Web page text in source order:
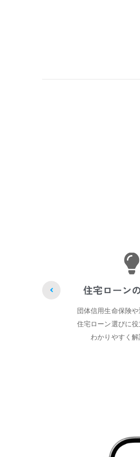
金利タイ
あなたの状況に最
（固定・変動）を診断。 金利
最適解を